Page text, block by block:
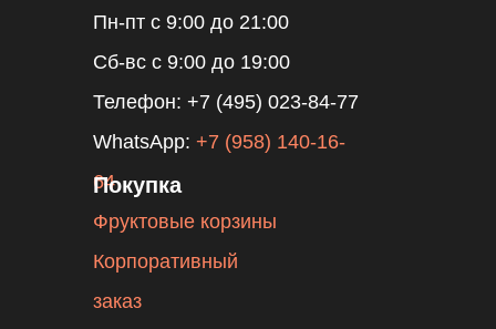
Пн-пт с 9:00 до 21:00
Сб-вс с 9:00 до 19:00
Телефон: +7 (495) 023-84-77
WhatsApp: +7 (958) 140-16-
64
Фруктовые корзины
Корпоративный
заказ
Покупка